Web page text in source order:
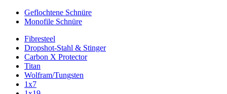
Geflochtene Schnüre
Monofile Schnüre
Fibresteel
Dropshot-Stahl & Stinger
Carbon X Protector
Titan
Wolfram/Tungsten
1x7